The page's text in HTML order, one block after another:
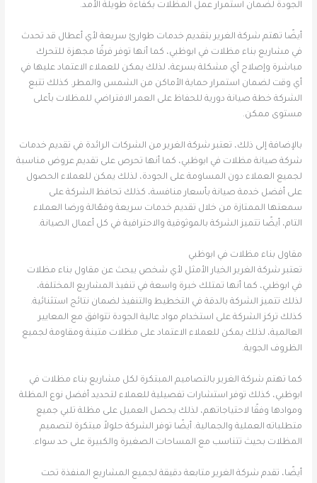
الجودة لضمان استمرار عمل المظلات بكفاءة طويلة الأمد.
أيضًا تهتم شركة الغرير بتقديم خدمات طوارئ سريعة لأي أعطال قد تحدث
في مشاريع بناء مظلات في ابوظبي، كما أنها توفر فرقًا مجهزة للتحرك
مباشرة وإصلاح أي مشكلة بسرعة، لذلك يمكن للعملاء الاعتماد عليها في
أي وقت لضمان استمرار حماية الأماكن من الشمس والمطر. كذلك تتبع
الشركة خطة صيانة دورية للحفاظ على العمر الافتراضي للمظلات بأعلى
مستوى ممكن.
بالإضافة إلى ذلك، تعتبر شركة الغرير من الشركات الرائدة في تقديم خدمات
شركة صيانة مظلات في ابوظبي، كما أنها تحرص على تقديم عروض مناسبة
لجميع العملاء دون المساومة على الجودة، لذلك يمكن للعملاء الحصول
على أفضل خدمة صيانة بأسعار منافسة، كذلك تحافظ الشركة على
سمعتها الممتازة من خلال تقديم خدمات سريعة وفعّالة ورضا العملاء
التام، أيضًا تتميز الشركة بالموثوقية والاحترافية في كل أعمال الصيانة.
مقاول بناء مظلات في ابوظبي
تعتبر شركة الغرير الخيار الأمثل لأي شخص يبحث عن مقاول بناء مظلات
في ابوظبي، كما أنها تمتلك خبرة واسعة في تنفيذ المشاريع المختلفة،
لذلك تتميز الشركة بالدقة في التخطيط والتنفيذ لضمان نتائج استثنائية.
كذلك تركز الشركة على استخدام مواد عالية الجودة تتوافق مع المعايير
العالمية، لذلك يمكن للعملاء الاعتماد على مظلات متينة ومقاومة لجميع
الظروف الجوية.
كما تهتم شركة الغرير بالتصاميم المبتكرة لكل مشاريع بناء مظلات في
ابوظبي، كذلك توفر استشارات تفصيلية للعملاء لتحديد أفضل نوع المظلة
وموادها وفقًا لاحتياجاتهم، لذلك يحصل العميل على مظلة تلبي جميع
متطلباته العملية والجمالية. أيضًا توفر الشركة حلولاً مبتكرة لتصميم
المظلات بحيث تتناسب مع المساحات الصغيرة والكبيرة على حد سواء.
أيضًا، تقدم شركة الغرير متابعة دقيقة لجميع المشاريع المنفذة تحت